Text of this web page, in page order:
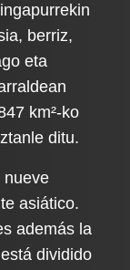
berriz,
eta
km²-ko
ditu.
nueve
asiático.
además la
dividido